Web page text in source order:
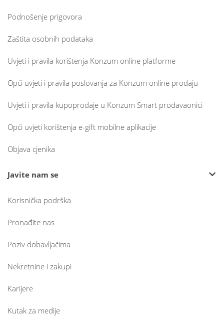
Podnošenje prigovora
Zaštita osobnih podataka
Uvjeti i pravila korištenja Konzum online platforme
Opći uvjeti i pravila poslovanja za Konzum online prodaju
Uvjeti i pravila kupoprodaje u Konzum Smart prodavaonici
Opći uvjeti korištenja e-gift mobilne aplikacije
Objava cjenika
Javite nam se
Korisnička podrška
Pronađite nas
Poziv dobavljačima
Nekretnine i zakupi
Karijere
Kutak za medije